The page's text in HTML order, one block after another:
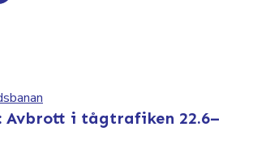
Avbrott i tågtrafiken 22.6–